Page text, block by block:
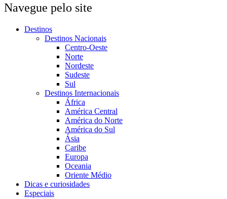
Navegue pelo site
Destinos
Destinos Nacionais
Centro-Oeste
Norte
Nordeste
Sudeste
Sul
Destinos Internacionais
África
América Central
América do Norte
América do Sul
Ásia
Caribe
Europa
Oceania
Oriente Médio
Dicas e curiosidades
Especiais